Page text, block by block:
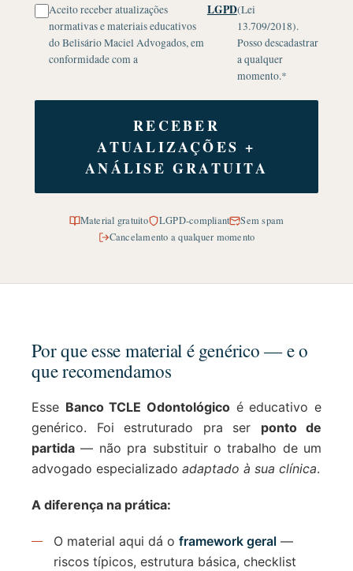
Aceito receber atualizações
normativas e materiais educativos
do Belisário Maciel Advogados, em
conformidade com a
LGPD(Lei
13.709/2018).
Posso descadastrar
a qualquer
momento.*
RECEBER
ATUALIZAÇÕES +
ANÁLISE GRATUITA
Material gratuito LGPD-compliant
Sem spam
Cancelamento a qualquer momento
Por que esse material é genérico — e o
que recomendamos
Esse Banco TCLE Odontológico é educativo e
genérico. Foi estruturado pra ser ponto de
partida — não pra substituir o trabalho de um
advogado especializado adaptado à sua clínica.
A diferença na prática:
O material aqui dá o framework geral —
riscos típicos, estrutura básica, checklist